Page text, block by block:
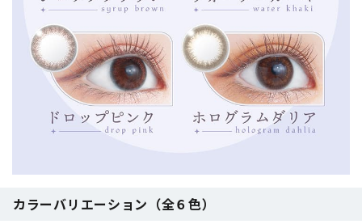
カラーバリエーション（全６色）